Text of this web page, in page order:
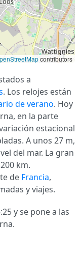
contributors
a
. Los relojes están
de verano. Hoy
en la parte
estacional
A unos 27 m,
del mar. La gran
km.
de Francia,
y viajes.
y se pone a las